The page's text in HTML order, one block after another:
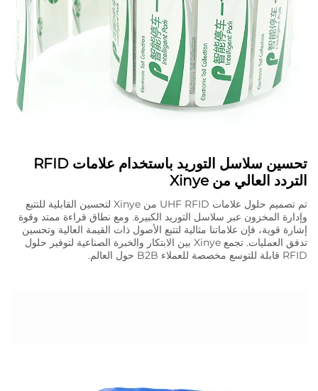
تحسين سلاسل التوريد باستخدام علامات RFID
التردد العالي من Xinye
تم تصميم حلول علامات UHF RFID من Xinye لتحسين القابلية للتتبع
وإدارة المخزون عبر سلاسل التوريد الكبيرة. ومع نطاق قراءة ممتد وقوة
إشارة قوية، فإن علاماتنا مثالية لتتبع الأصول ذات القيمة العالية وتحسين
تدفق العمليات. تجمع Xinye بين الابتكار والخبرة الصناعية لتوفير حلول
RFID قابلة للتوسع مخصصة للعملاء B2B حول العالم.